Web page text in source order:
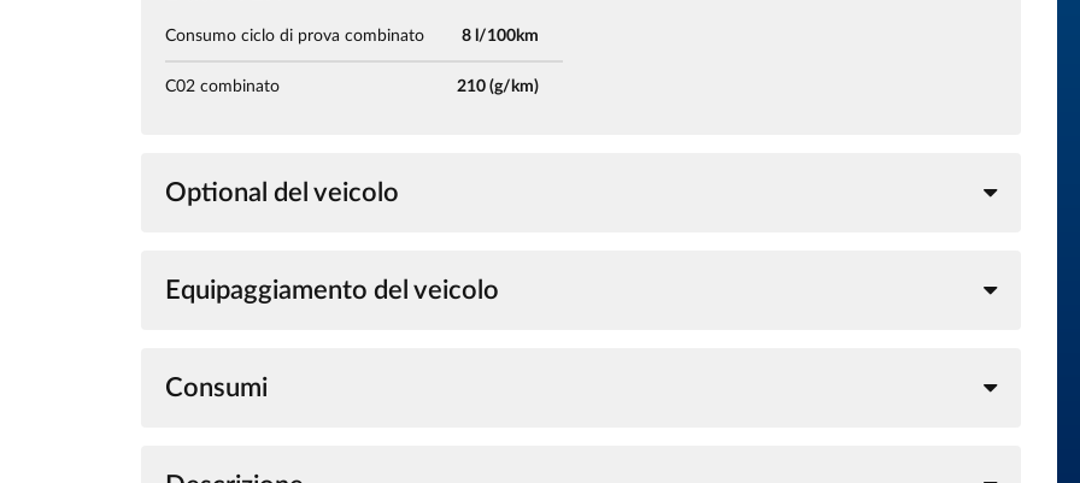
Consumo ciclo di prova combinato 8 l/100km
C02 combinato 210 (g/km)
Optional del veicolo
Equipaggiamento del veicolo
Consumi